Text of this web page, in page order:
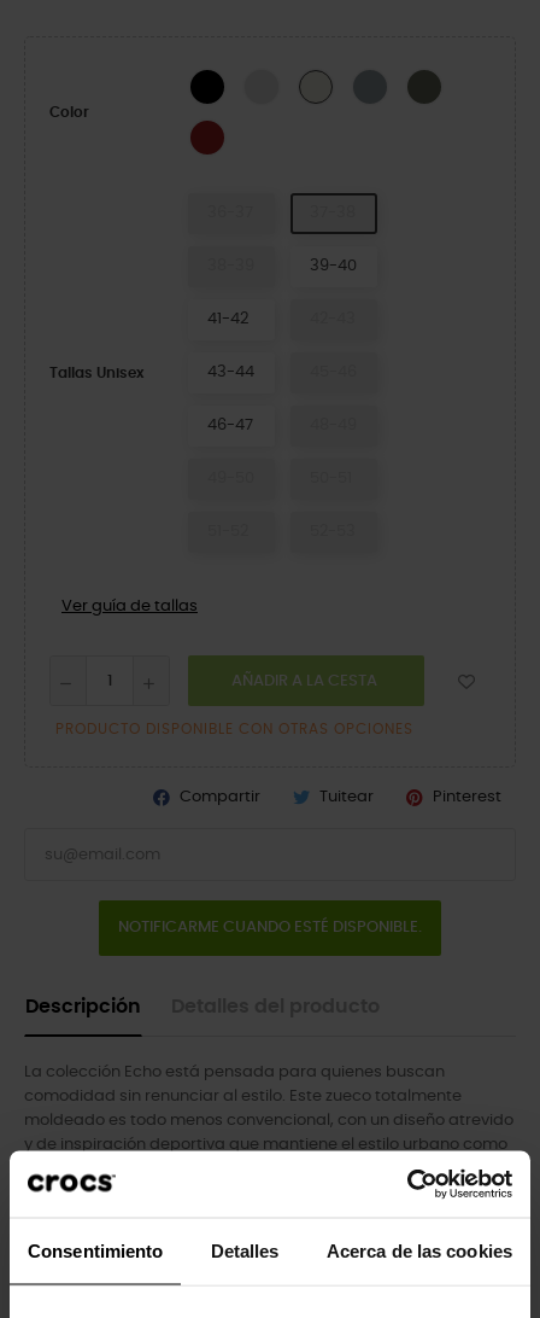
Consentimiento Detalles Acerca de las cookies
Color
Black AtmosphereBone/BlackConcreteDusty Olive
Heritage Red
Tallas Unisex
39-40
41-42
43-44
46-47
Ver guía de tallas
AÑADIR A LA CESTA
PRODUCTO DISPONIBLE CON OTRAS OPCIONES
Compartir Tuitear Pinterest
NOTIFICARME CUANDO ESTÉ DISPONIBLE.
Descripción
La colección Echo está pensada para quienes buscan
comodidad sin renunciar al estilo. Este zueco totalmente
moldeado es todo menos convencional, con un diseño atrevido
y de inspiración deportiva que mantiene el estilo urbano como
eje central. Gracias a su estructura Croslite™ y a la plantilla
extraíble LiteRide™, podrás disfrutar de la máxima comodidad
- Increíblemente ligeras y fáciles de llevar.
- Parte superior y base Croslite totalmente moldeadas.